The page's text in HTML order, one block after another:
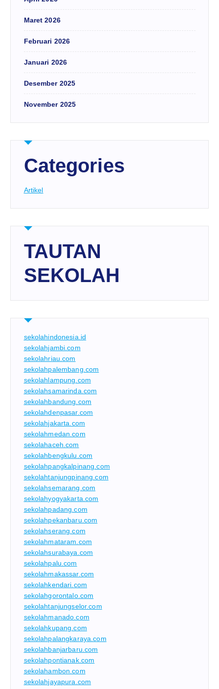
Maret 2026
Februari 2026
Januari 2026
Desember 2025
November 2025
Categories
Artikel
TAUTAN
SEKOLAH
sekolahindonesia.id
sekolahjambi.com
sekolahriau.com
sekolahpalembang.com
sekolahlampung.com
sekolahsamarinda.com
sekolahbandung.com
sekolahdenpasar.com
sekolahjakarta.com
sekolahmedan.com
sekolahaceh.com
sekolahbengkulu.com
sekolahpangkalpinang.com
sekolahtanjungpinang.com
sekolahsemarang.com
sekolahyogyakarta.com
sekolahpadang.com
sekolahpekanbaru.com
sekolahserang.com
sekolahmataram.com
sekolahsurabaya.com
sekolahpalu.com
sekolahmakassar.com
sekolahkendari.com
sekolahgorontalo.com
sekolahtanjungselor.com
sekolahmanado.com
sekolahkupang.com
sekolahpalangkaraya.com
sekolahbanjarbaru.com
sekolahpontianak.com
sekolahambon.com
sekolahjayapura.com